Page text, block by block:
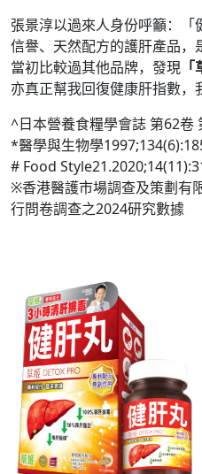
張景淳以過來人身份呼籲：
信譽、天然配方的護肝產品，
當初比較過其他品牌，發現
亦真正幫我回復健康肝指數，
^日本營養食糧學會誌 第62卷
*醫學與生物學
# Food
※香港醫護市場調查及策劃有
行問卷調查之2024研究數據